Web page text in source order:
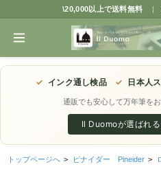
\20,000以上で送料無料 |
✓ インク通し検品 ✓ 日本人
通販でも安心して万年筆を
Il Duomoが選ばれ
トップページへ > ピナイダー Pineider >